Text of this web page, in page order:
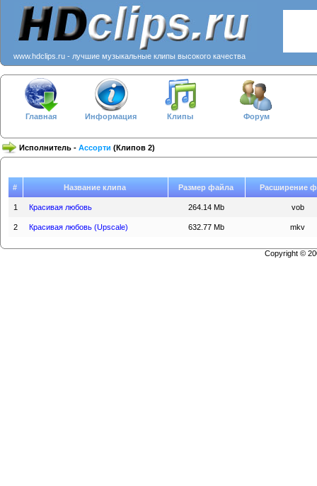
www.hdclips.ru - лучшие музыкальные клипы высокого качества
Главная Информация Клипы Форум
Исполнитель - Ассорти (Клипов 2)
# Название клипа Размер файла Расширение
1 Красивая любовь 264.14 Mb vob
2 Красивая любовь (Upscale) 632.77 Mb mkv
Copyright ©